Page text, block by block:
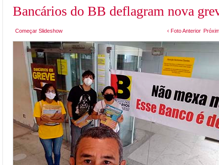
Bancários do BB deflagram nova
Começar Slideshow ‹ Foto Anterior